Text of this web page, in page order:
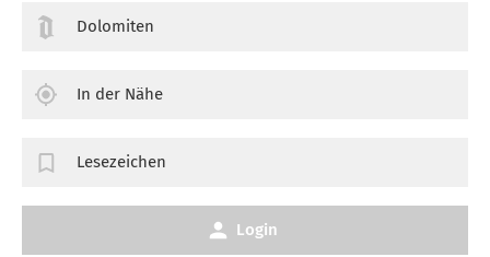
Dolomiten
In der Nähe
Lesezeichen
Login